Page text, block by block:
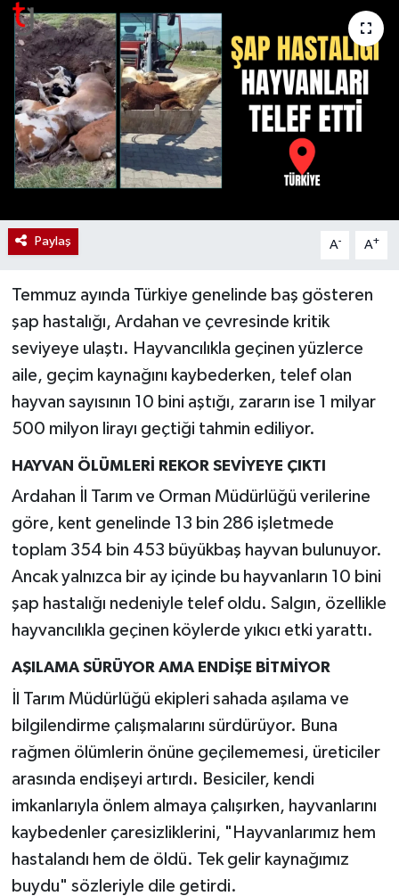
Paylaş A- A+
Temmuz ayında Türkiye genelinde baş gösteren
şap hastalığı, Ardahan ve çevresinde kritik
seviyeye ulaştı. Hayvancılıkla geçinen yüzlerce
aile, geçim kaynağını kaybederken, telef olan
hayvan sayısının 10 bini aştığı, zararın ise 1 milyar
500 milyon lirayı geçtiği tahmin ediliyor.
HAYVAN ÖLÜMLERİ REKOR SEVİYEYE ÇIKTI
Ardahan İl Tarım ve Orman Müdürlüğü verilerine
göre, kent genelinde 13 bin 286 işletmede
toplam 354 bin 453 büyükbaş hayvan bulunuyor.
Ancak yalnızca bir ay içinde bu hayvanların 10 bini
şap hastalığı nedeniyle telef oldu. Salgın, özellikle
hayvancılıkla geçinen köylerde yıkıcı etki yarattı.
AŞILAMA SÜRÜYOR AMA ENDİŞE BİTMİYOR
İl Tarım Müdürlüğü ekipleri sahada aşılama ve
bilgilendirme çalışmalarını sürdürüyor. Buna
rağmen ölümlerin önüne geçilememesi, üreticiler
arasında endişeyi artırdı. Besiciler, kendi
imkanlarıyla önlem almaya çalışırken, hayvanlarını
kaybedenler çaresizliklerini, "Hayvanlarımız hem
hastalandı hem de öldü. Tek gelir kaynağımız
buydu" sözleriyle dile getirdi.